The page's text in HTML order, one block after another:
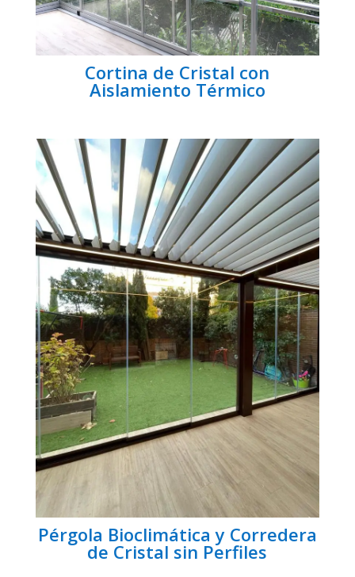
Cortina de Cristal con
Aislamiento Térmico
Pérgola Bioclimática y Corredera
de Cristal sin Perfiles